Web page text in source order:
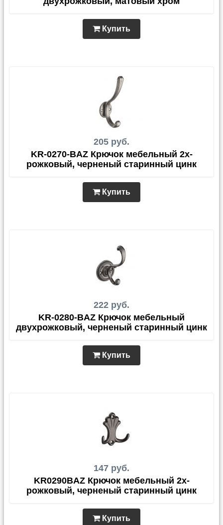
Купить
205 руб.
KR-0270-BAZ Крючок мебельный 2х-
рожковый, черненый старинный цинк
Купить
222 руб.
KR-0280-BAZ Крючок мебельный
двухрожковый, черненый старинный цинк
Купить
147 руб.
KR0290BAZ Крючок мебельный 2х-
рожковый, черненый старинный цинк
Купить